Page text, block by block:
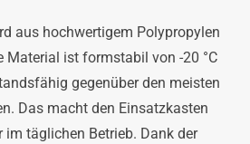
aus hochwertigem Polypropylen
Material ist formstabil von -20 °C
gegenüber den meisten
Das macht den Einsatzkasten
im täglichen Betrieb. Dank der